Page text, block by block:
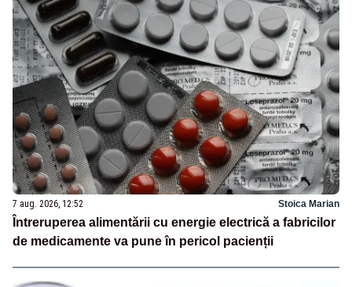
7 aug. 2026, 12:52 Stoica Marian
Întreruperea alimentării cu energie electrică a fabricilor
de medicamente va pune în pericol pacienții